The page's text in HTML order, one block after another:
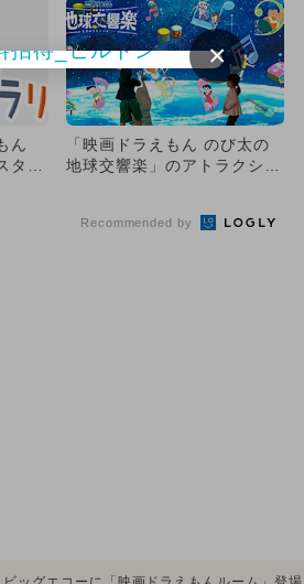
ん
タン
「映画ドラえもん のび太の
地球交響楽」のアトラクショ
Recommended by
×